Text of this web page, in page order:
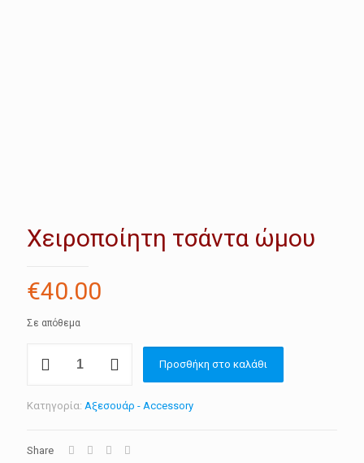
Χειροποίητη τσάντα ώμου
€40.00
Σε απόθεμα
Προσθήκη στο καλάθι
Κατηγορία: Αξεσουάρ - Accessory
Share